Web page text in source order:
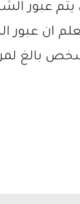
يتم عبور
ان عبور
بالغ